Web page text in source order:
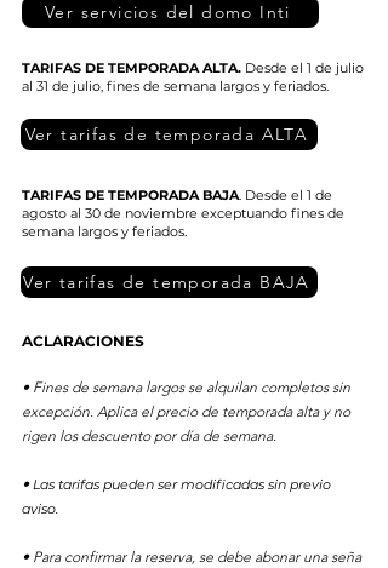
TARIFAS DE TEMPORADA ALTA. Desde el 1 de julio
al 31 de julio, fines de semana largos y feriados.
TARIFAS DE TEMPORADA BAJA. Desde el 1 de
agosto al 30 de noviembre exceptuando fines de
semana largos y feriados.
ACLARACIONES
• Fines de semana largos se alquilan completos sin
excepción. Aplica el precio de temporada alta y no
rigen los descuento por día de semana.
•Las tarifas pueden ser modificadas sin previo
aviso.
• Para confirmar la reserva, se debe abonar una seña
Ver servicios del domo Inti
Ver tarifas de temporada ALTA
Ver tarifas de temporada BAJA